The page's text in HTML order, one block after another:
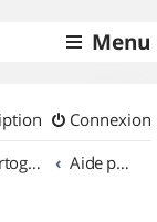
Menu
Connexion
Cartographie et GPS Aide pour l'achat d'un GPS